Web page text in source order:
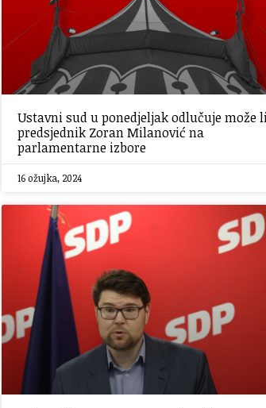
Ustavni sud u ponedjeljak odlučuje može
predsjednik Zoran Milanović na
parlamentarne izbore
16 ožujka, 2024